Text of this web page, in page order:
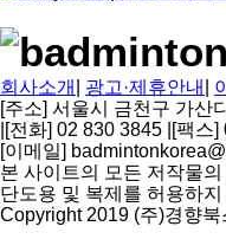
회사소개 광고·제휴안내
[주소] 서울시 금천구 가산
[전화] 02 830 3845 [팩스]
[이메일]
본 사이트의 모든 저작물
단도용 및 복제를 허용하
Copyright 2019 (주)경향